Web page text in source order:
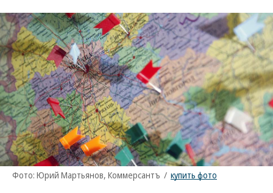
Фото: Юрий Мартьянов, Коммерсантъ / купить фото